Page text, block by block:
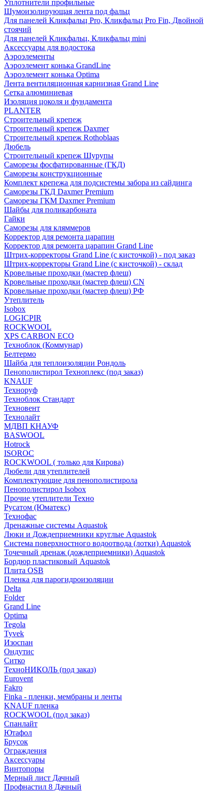
Уплотнители профильные
Шумоизолирующая лента под фальц
Для панелей Кликфальц Pro, Кликфальц Pro Fin, Двойной
стоячий
Для панелей Кликфальц, Кликфальц mini
Аксессуары для водостока
Аэроэлементы
Аэроэлемент конька GrandLine
Аэроэлемент конька Optima
Лента вентиляционная карнизная Grand Line
Сетка алюминиевая
Изоляция цоколя и фундамента
PLANTER
Строительный крепеж
Строительный крепеж Daxmer
Строительный крепеж Rothoblaas
Дюбель
Строительный крепеж Шурупы
Саморeзы фосфатированные (ГКД)
Саморезы конструкционные
Комплект крепежа для подсистемы забора из сайдинга
Саморезы ГКД Daxmer Premium
Саморезы ГКМ Daxmer Premium
Шайбы для поликарбоната
Гайки
Саморезы для кляммеров
Корректор для ремонта царапин
Корректор для ремонта царапин Grand Line
Штрих-корректоры Grand Line (с кисточкой) - под заказ
Штрих-корректоры Grand Line (с кисточкой) - склад
Кровельные проходки (мастер флеш)
Кровельные проходки (мастер флеш) CN
Кровельные проходки (мастер флеш) РФ
Утеплитель
Isobox
LOGICPIR
ROCKWOOL
XPS CARBON ECO
Техноблок (Коммунар)
Белтермо
Шайба для теплоизоляции Рондоль
Пенополистирол Техноплекс (под заказ)
KNАUF
Технoруф
Техноблок Стандарт
Техновент
Технолайт
МДВП КНАУФ
BASWOOL
Hotrock
ISOROC
ROCKWOOL ( только для Кирова)
Дюбели для утеплителей
Комплектующие для пенополистирола
Пенополистирол Isobox
Прочие утеплители Техно
Русатом (Юматекс)
Технофас
Дренажные системы Aquastok
Люки и Дождеприемники круглые Aquastok
Система поверхностного водоотвода (лотки) Aquastok
Точечный дренаж (дождеприемники) Aquastok
Бордюр пластиковый Aquastok
Плита OSB
Пленка для парогидроизоляции
Delta
Folder
Grand Line
Optima
Tegola
Tyvek
Изоспан
Ондутис
Ситко
ТехноНИКОЛЬ (под заказ)
Eurovent
Fakro
Finka - пленки, мембраны и ленты
KNAUF пленка
ROCKWOOL (под заказ)
Спанлайт
Ютафол
Брусок
Ограждения
Аксессуары
Винтопоры
Мерный лист Дачный
Профнастил 8 Дачный